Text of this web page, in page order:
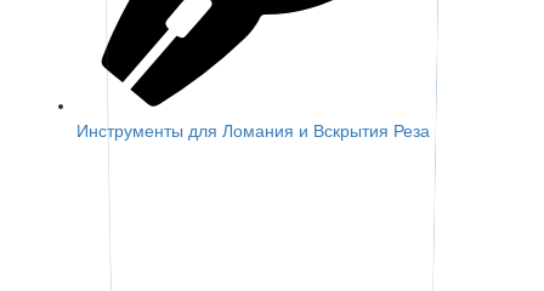
Инструменты для Ломания и Вскрытия Реза